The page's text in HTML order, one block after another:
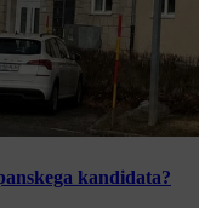
kandidata?